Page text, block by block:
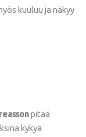
kuuluu ja näkyy
pitää
kykyä